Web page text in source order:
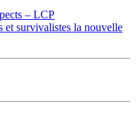
– LCP
et survivalistes la nouvelle